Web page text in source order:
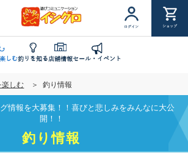
ログイン ショップ
しむ釣りを知る店舗情報セール・イベント
楽しむ 釣り情報
情報を大募集！！喜びと悲しみをみんなに大公
開！！
釣り情報